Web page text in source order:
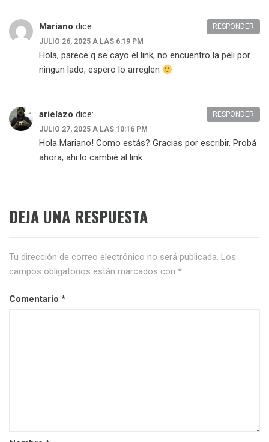
Mariano dice:
JULIO 26, 2025 A LAS 6:19 PM
Hola, parece q se cayo el link, no encuentro la peli por
ningun lado, espero lo arreglen
RESPONDER
arielazo dice:
JULIO 27, 2025 A LAS 10:16 PM
Hola Mariano! Como estás? Gracias por escribir. Probá
ahora, ahi lo cambié al link.
RESPONDER
DEJA UNA RESPUESTA
Tu dirección de correo electrónico no será publicada. Los
campos obligatorios están marcados con *
Comentario *